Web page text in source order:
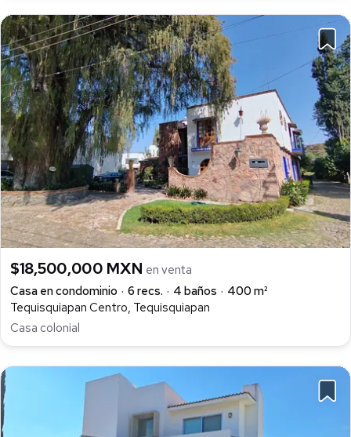
$18,500,000 MXN en venta
Casa en condominio
6 recs. 4 baños
400 m²
Tequisquiapan Centro, Tequisquiapan
Casa colonial